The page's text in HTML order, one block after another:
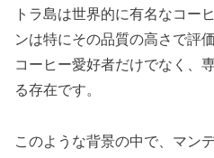
トラ島は世界的に有名なコー
ンは特にその品質の高さで評
コーヒー愛好者だけでなく、
る存在です。
このような背景の中で、マン